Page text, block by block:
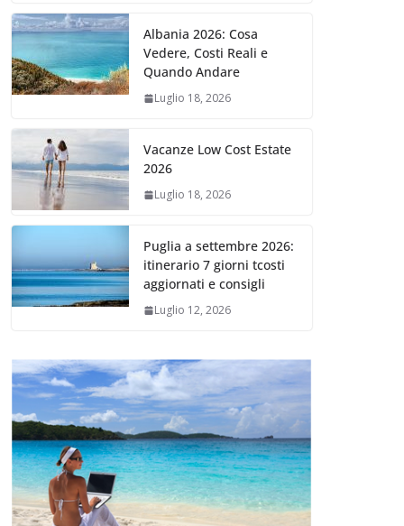
Albania 2026: Cosa
Vedere, Costi Reali e
Quando Andare
Luglio 18, 2026
Vacanze Low Cost Estate
2026
Luglio 18, 2026
Puglia a settembre 2026:
itinerario 7 giorni tcosti
aggiornati e consigli
Luglio 12, 2026